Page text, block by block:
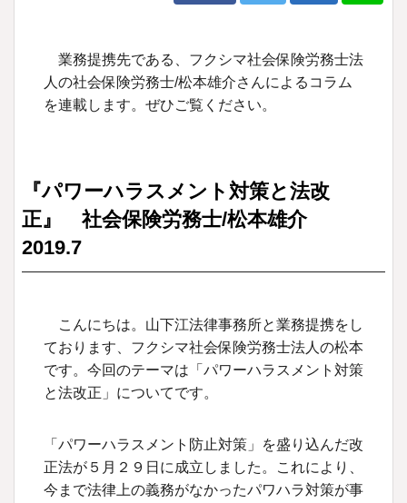
業務提携先である、フクシマ社会保険労務士法
人の社会保険労務士/松本雄介さんによるコラム
を連載します。ぜひご覧ください。
『パワーハラスメント対策と法改
正』 社会保険労務士/松本雄介
2019.7
こんにちは。山下江法律事務所と業務提携をし
ております、フクシマ社会保険労務士法人の松本
です。今回のテーマは「パワーハラスメント対策
と法改正」についてです。
「パワーハラスメント防止対策」を盛り込んだ改
正法が５月２９日に成立しました。これにより、
今まで法律上の義務がなかったパワハラ対策が事